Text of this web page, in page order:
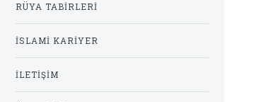
RÜYA TABIRLERI
İSLAMI KARIYER
İLETIŞIM